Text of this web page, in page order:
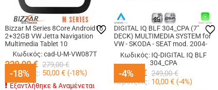
-18%
Bizzar M Series 8Core Android16
2+32GB VW Jetta Navigation
Multimedia Tablet 10
Κωδικός: cad-U-M-VW087T
229,00€ 279,00 €
Κερδίζεις: 50,00 € (-18%)
-18%
Εξαντλήθηκε & Αναμένεται
-4%
DIGITAL IQ BLF 304_CPA (7"
DECK) MULTIMEDIA SYSTEM for
VW - SKODA - SEAT mod. 2004-
2014Κωδικός: IQ-DIGITAL IQ BLF
304_CPA
239,00 € 249,00 €
Κερδίζεις: 10,00 € (-4%)
-4%